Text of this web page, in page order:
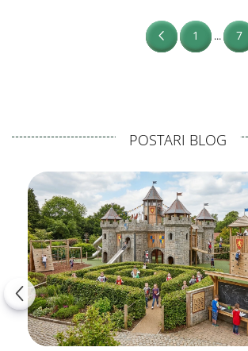
1 ... 7
POSTARI BLOG